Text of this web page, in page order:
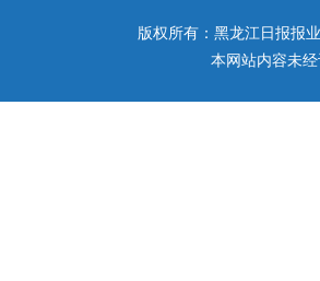
版权所有：黑龙江日报报
本网站内容未